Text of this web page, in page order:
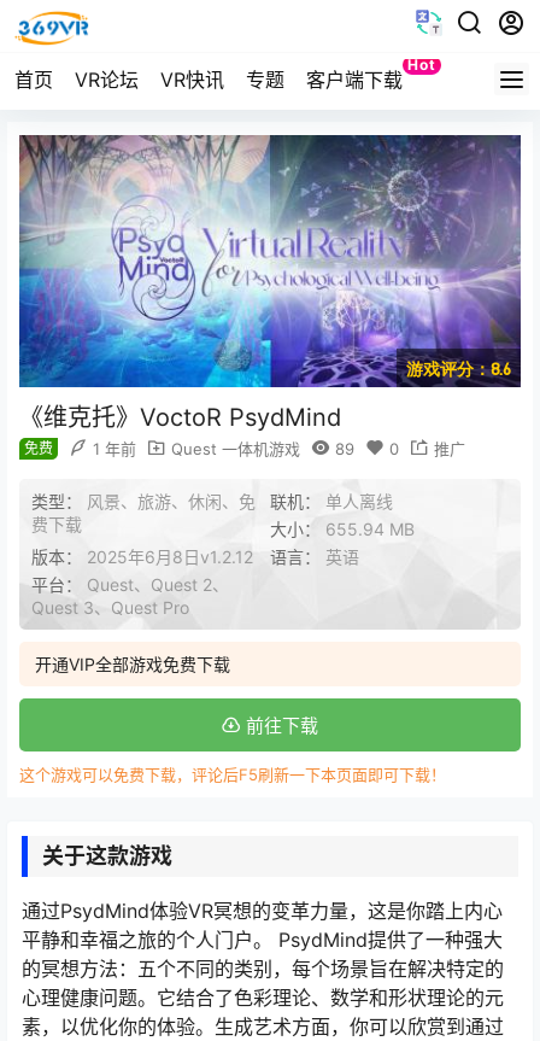
首页 VR论坛 VR快讯 专题 客户端下载
Hot
Quest
游戏评分：8.6
《维克托》VoctoR PsydMind
免费 1 年前 Quest 一体机游戏 89 0 推广
类型： 风景、旅游、休闲、免
费下载
联机： 单人离线
大小： 655.94 MB
版本： 2025年6月8日v1.2.12 语言： 英语
平台： Quest、Quest 2、
Quest 3、Quest Pro
开通VIP全部游戏免费下载
前往下载
这个游戏可以免费下载，评论后F5刷新一下本页面即可下载！
关于这款游戏
通过PsydMind体验VR冥想的变革力量，这是你踏上内心
平静和幸福之旅的个人门户。 PsydMind提供了一种强大
的冥想方法：五个不同的类别，每个场景旨在解决特定的
心理健康问题。它结合了色彩理论、数学和形状理论的元
素，以优化你的体验。生成艺术方面，你可以欣赏到通过